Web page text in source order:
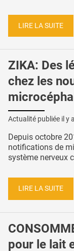
LIRE LA SUITE
ZIKA: Des
chez les
Actualité publiée il y a
Depuis octobre
notifications de
système nerveux
LIRE LA SUITE
pour le lait